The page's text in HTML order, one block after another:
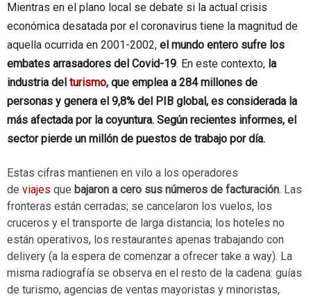
Mientras en el plano local se debate si la actual crisis
económica desatada por el coronavirus tiene la magnitud de
aquella ocurrida en 2001-2002, el mundo entero sufre los
embates arrasadores del Covid-19. En este contexto, la
industria del turismo, que emplea a 284 millones de
personas y genera el 9,8% del PIB global, es considerada la
más afectada por la coyuntura. Según recientes informes, el
sector pierde un millón de puestos de trabajo por día.
Estas cifras mantienen en vilo a los operadores
de viajes que bajaron a cero sus números de facturación. Las
fronteras están cerradas; se cancelaron los vuelos, los
cruceros y el transporte de larga distancia; los hoteles no
están operativos, los restaurantes apenas trabajando con
delivery (a la espera de comenzar a ofrecer take a way). La
misma radiografía se observa en el resto de la cadena: guías
de turismo, agencias de ventas mayoristas y minoristas,